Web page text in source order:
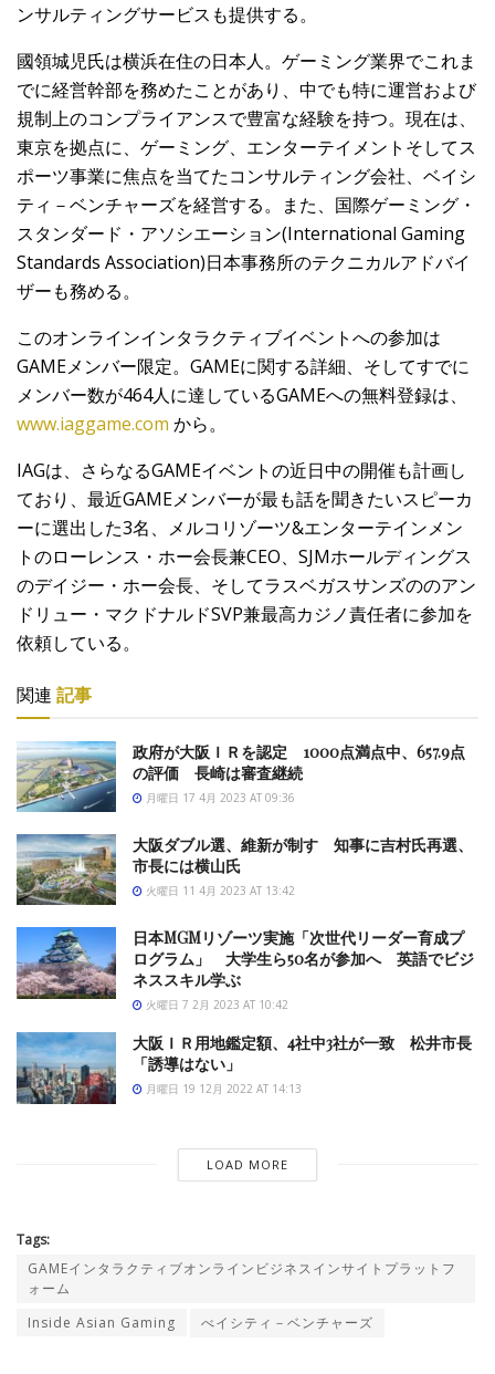
ンサルティングサービスも提供する。
國領城児氏は横浜在住の日本人。ゲーミング業界でこれま
でに経営幹部を務めたことがあり、中でも特に運営および
規制上のコンプライアンスで豊富な経験を持つ。現在は、
東京を拠点に、ゲーミング、エンターテイメントそしてス
ポーツ事業に焦点を当てたコンサルティング会社、ベイシ
ティ－ベンチャーズを経営する。また、国際ゲーミング・
スタンダード・アソシエーション(International Gaming
Standards Association)日本事務所のテクニカルアドバイ
ザーも務める。
このオンラインインタラクティブイベントへの参加は
GAMEメンバー限定。GAMEに関する詳細、そしてすでに
メンバー数が464人に達しているGAMEへの無料登録は、
www.iaggame.com から。
IAGは、さらなるGAMEイベントの近日中の開催も計画し
ており、最近GAMEメンバーが最も話を聞きたいスピーカ
ーに選出した3名、メルコリゾーツ&エンターテインメン
トのローレンス・ホー会長兼CEO、SJMホールディングス
のデイジー・ホー会長、そしてラスベガスサンズののアン
ドリュー・マクドナルドSVP兼最高カジノ責任者に参加を
依頼している。
関連 記事
政府が大阪ＩＲを認定 1000点満点中、657.9点
の評価 長崎は審査継続
月曜日 17 4月 2023 AT 09:36
大阪ダブル選、維新が制す 知事に吉村氏再選、
市長には横山氏
火曜日 11 4月 2023 AT 13:42
日本MGMリゾーツ実施「次世代リーダー育成プ
ログラム」 大学生ら50名が参加へ 英語でビジ
ネススキル学ぶ
火曜日 7 2月 2023 AT 10:42
大阪ＩＲ用地鑑定額、4社中3社が一致 松井市長
「誘導はない」
月曜日 19 12月 2022 AT 14:13
LOAD MORE
Tags:
GAMEインタラクティブオンラインビジネスインサイトプラットフ
ォーム
Inside Asian Gaming
べイシティ－ベンチャーズ